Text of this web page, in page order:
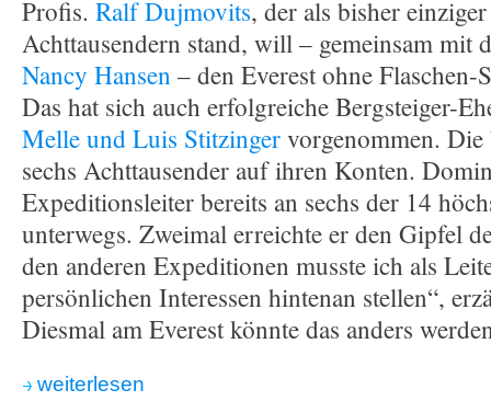
Profis. Ralf Dujmovits, der als bisher
Achttausendern stand, will – gemeinsam mit
Nancy Hansen – den Everest ohne Flaschen-
Das hat sich auch erfolgreiche Bergsteiger-
Melle und Luis Stitzingervorgenommen. Die
sechs Achttausender auf ihren Konten.
Expeditionsleiter bereits an sechs der 14
unterwegs. Zweimal erreichte er den Gipfel
den anderen Expeditionen musste ich als
persönlichen Interessen hintenan stellen“,
Diesmal am Everest könnte das anders
weiterlesen